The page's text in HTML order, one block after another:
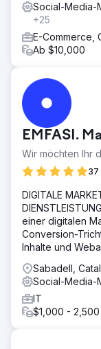
Social-Media-
+25
E-Commerce,
Ab $10,000
EMFASI.
Wir möchten Ihr
37
DIGITALE
einer digitalen
Conversion-
Inhalte und
Sabadell,
Social-Media-
IT
$1,000 - 2,500